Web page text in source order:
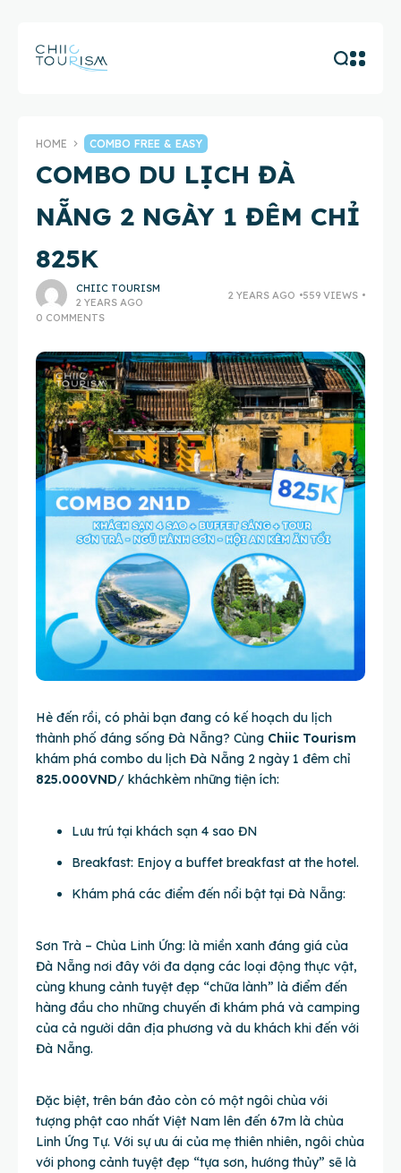
HOME COMBO FREE & EASY
COMBO DU LỊCH ĐÀ
NẴNG 2 NGÀY 1 ĐÊM CHỈ
825K
CHIIC TOURISM
2 YEARS AGO
2 YEARS AGO
559 VIEWS
0 COMMENTS
Hè đến rồi, có phải bạn đang có kế hoạch du lịch
thành phố đáng sống Đà Nẵng? Cùng Chiic Tourism
khám phá combo du lịch Đà Nẵng 2 ngày 1 đêm chỉ
825.000VND/ kháchkèm những tiện ích:
Lưu trú tại khách sạn 4 sao ĐN
Breakfast: Enjoy a buffet breakfast at the hotel.
Khám phá các điểm đến nổi bật tại Đà Nẵng:
Sơn Trà – Chùa Linh Ứng: là miền xanh đáng giá của
Đà Nẵng nơi đây với đa dạng các loại động thực vật,
cùng khung cảnh tuyệt đẹp “chữa lành” là điểm đến
hàng đầu cho những chuyến đi khám phá và camping
của cả người dân địa phương và du khách khi đến với
Đà Nẵng.
Đặc biệt, trên bán đảo còn có một ngôi chùa với
tượng phật cao nhất Việt Nam lên đến 67m là chùa
Linh Ứng Tự. Với sự ưu ái của mẹ thiên nhiên, ngôi chùa
với phong cảnh tuyệt đẹp “tựa sơn, hướng thủy” sẽ là